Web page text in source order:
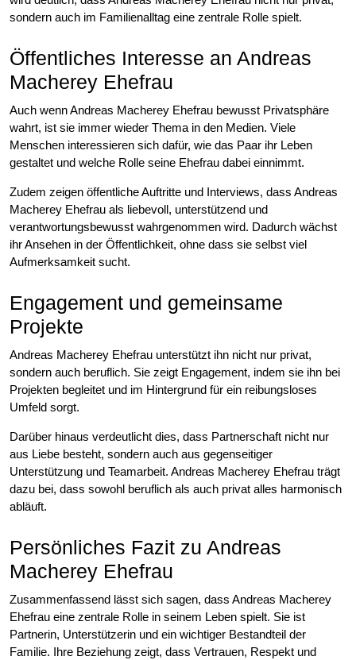
sondern auch im Familienalltag eine zentrale Rolle spielt.
Öffentliches Interesse an Andreas
Macherey Ehefrau
Auch wenn Andreas Macherey Ehefrau bewusst Privatsphäre
wahrt, ist sie immer wieder Thema in den Medien. Viele
Menschen interessieren sich dafür, wie das Paar ihr Leben
gestaltet und welche Rolle seine Ehefrau dabei einnimmt.
Zudem zeigen öffentliche Auftritte und Interviews, dass Andreas
Macherey Ehefrau als liebevoll, unterstützend und
verantwortungsbewusst wahrgenommen wird. Dadurch wächst
ihr Ansehen in der Öffentlichkeit, ohne dass sie selbst viel
Aufmerksamkeit sucht.
Engagement und gemeinsame
Projekte
Andreas Macherey Ehefrau unterstützt ihn nicht nur privat,
sondern auch beruflich. Sie zeigt Engagement, indem sie ihn bei
Projekten begleitet und im Hintergrund für ein reibungsloses
Umfeld sorgt.
Darüber hinaus verdeutlicht dies, dass Partnerschaft nicht nur
aus Liebe besteht, sondern auch aus gegenseitiger
Unterstützung und Teamarbeit. Andreas Macherey Ehefrau trägt
dazu bei, dass sowohl beruflich als auch privat alles harmonisch
abläuft.
Persönliches Fazit zu Andreas
Macherey Ehefrau
Zusammenfassend lässt sich sagen, dass Andreas Macherey
Ehefrau eine zentrale Rolle in seinem Leben spielt. Sie ist
Partnerin, Unterstützerin und ein wichtiger Bestandteil der
Familie. Ihre Beziehung zeigt, dass Vertrauen, Respekt und